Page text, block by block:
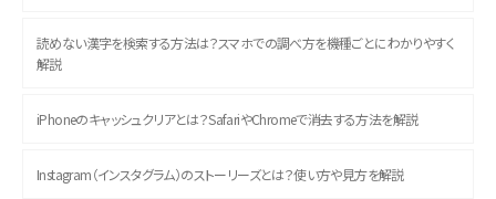
読めない漢字を検索する方法は？スマホでの調べ方を機種ごとにわかりやすく
解説
iPhoneのキャッシュクリアとは？SafariやChromeで消去する方法を解説
Instagram（インスタグラム）のストーリーズとは？使い方や見方を解説